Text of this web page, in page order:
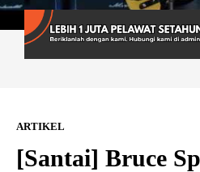
ARTIKEL
[Santai] Bruce